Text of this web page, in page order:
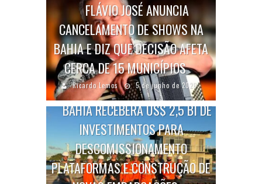
FLÁVIO JOSÉ ANUNCIA
CANCELAMENTO DE SHOWS NA
BAHIA E DIZ QUE DECISÃO AFETA
CERCA DE 15 MUNICÍPIOS
Ricardo Lemos 5 de junho de 2026
BAHIA RECEBERÁ US$ 2,5 BI DE
INVESTIMENTOS PARA
DESCOMISSIONAMENTO
PLATAFORMAS E CONSTRUÇÃO DE